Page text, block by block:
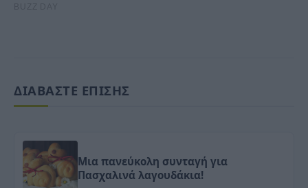
ΔΙΑΒΑΣΤΕ ΕΠΙΣΗΣ
Μια πανεύκολη συνταγή για
Πασχαλινά λαγουδάκια!